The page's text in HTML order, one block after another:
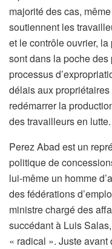
majorité des cas,
soutiennent les
et le contrôle ouvrier,
sont dans la poche des
processus
délais aux
redémarrer la
des travailleurs en lutte.
Perez Abad est un
politique de
lui-même un homme
des fédérations
ministre chargé des
succédant à Luis
« radical ». Juste avant